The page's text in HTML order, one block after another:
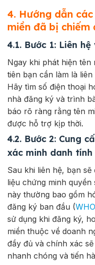
4. Hướng dẫn
miền đã bị chiếm
4.1. Bước 1: Liên
Ngay khi phát hiện tên
tiên bạn cần làm là
Hãy tìm số điện thoại
nhà đăng ký và trình
báo rõ ràng rằng tên
được hỗ trợ kịp thời.
4.2. Bước 2: Cung
xác minh danh tính
Sau khi liên hệ, bạn
liệu chứng minh quyền
này thường bao gồm
đăng ký ban đầu (
sử dụng khi đăng ký,
miền thuộc về doanh
đầy đủ và chính xác
nhanh chóng và tiến